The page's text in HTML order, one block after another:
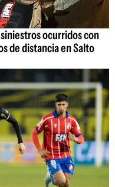
ocurridos con
de distancia en Salto